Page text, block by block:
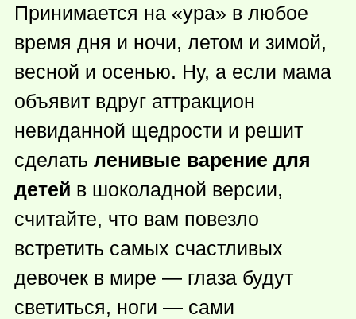
Принимается на «ура» в любое
время дня и ночи, летом и зимой,
весной и осенью. Ну, а если мама
объявит вдруг аттракцион
невиданной щедрости и решит
сделать ленивые варение для
детей в шоколадной версии,
считайте, что вам повезло
встретить самых счастливых
девочек в мире — глаза будут
светиться, ноги — сами